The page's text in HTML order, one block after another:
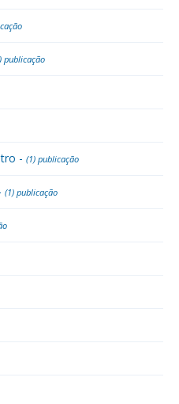
publicação
- (1) publicação
(1) publicação